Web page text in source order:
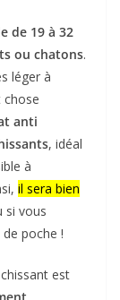
de 19 à 32
ou chatons.
léger à
chose
anti
, idéal
à
il sera bien
si vous
poche !
est